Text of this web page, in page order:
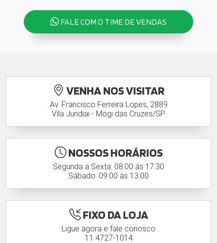
FALE COM O TIME DE VENDAS
VENHA NOS VISITAR
Av. Francisco Ferreira Lopes, 2889
Vila Jundiai - Mogi das Cruzes/SP
NOSSOS HORÁRIOS
Segunda a Sexta: 08:00 às 17:30
Sábado: 09:00 às 13:00
FIXO DA LOJA
Ligue agora e fale conosco
11 4727-1014